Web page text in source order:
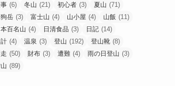
(6) 冬山 (21) 初心者 (3) 夏山 (71)
岳 (3) 富士山 (4) 山小屋 (4) 山飯 (11)
本百名山 (4) 日清食品 (3) 日記 (14)
(4) 温泉 (3) 登山 (192) 登山靴 (8)
(50) 財布 (3) 遭難 (4) 雨の日登山 (3)
(89)